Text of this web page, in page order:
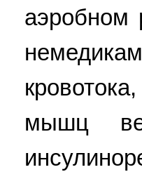
аэробном
мышц